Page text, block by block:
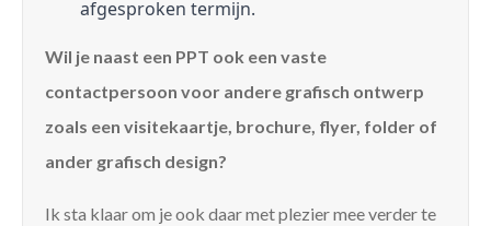
afgesproken termijn.
Wil je naast een PPT ook een vaste
contactpersoon voor andere grafisch ontwerp
zoals een visitekaartje, brochure, flyer, folder of
ander grafisch design?
Ik sta klaar om je ook daar met plezier mee verder te